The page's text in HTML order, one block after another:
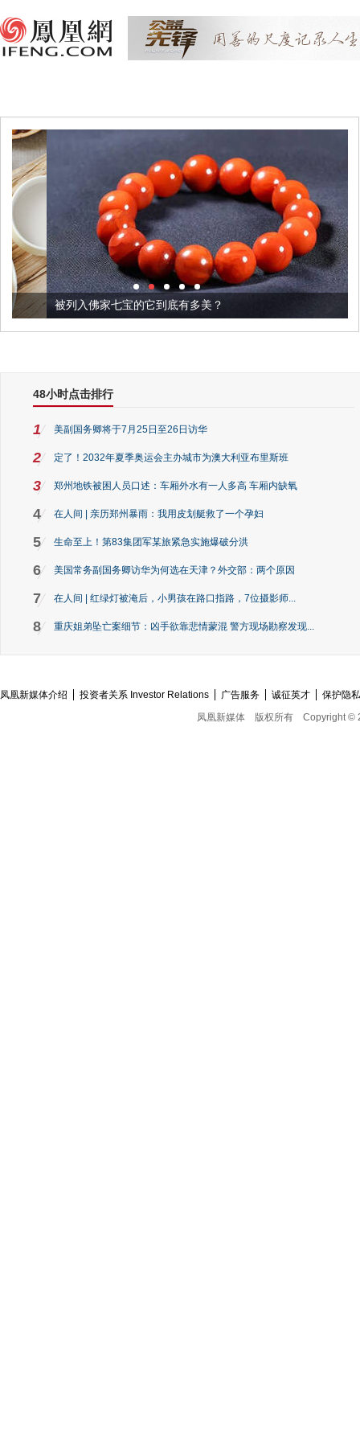
被列入佛家七宝的它到底有多美？
48小时点击排行
1 美副国务卿将于7月25日至26日访华
2 定了！2032年夏季奥运会主办城市为澳大利亚布里斯班
3 郑州地铁被困人员口述：车厢外水有一人多高 车厢内缺氧
4 在人间 | 亲历郑州暴雨：我用皮划艇救了一个孕妇
5 生命至上！第83集团军某旅紧急实施爆破分洪
6 美国常务副国务卿访华为何选在天津？外交部：两个原因
7 在人间 | 红绿灯被淹后，小男孩在路口指路，7位摄影师...
8 重庆姐弟坠亡案细节：凶手欲靠悲情蒙混 警方现场勘察发现...
凤凰新媒体介绍 投资者关系 Investor Relations 广告服务 诚征英才
保护隐
凤凰新媒体
版权所有 Copyright ©